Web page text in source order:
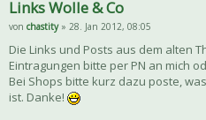
Links Wolle & Co
von chastity» 28. Jan 2012, 08:05
Die Links und Posts aus dem alten
Eintragungen bitte per PN an mich
Bei Shops bitte kurz dazu poste,
ist. Danke!